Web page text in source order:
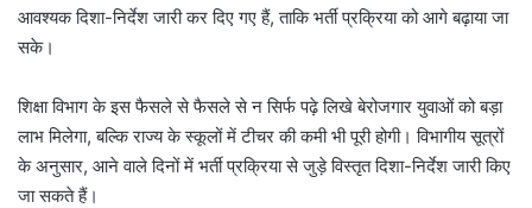
आवश्यक दिशा-निर्देश जारी कर दिए गए हैं, ताकि भर्ती प्रक्रिया को आगे बढ़ाया जा
सके।
शिक्षा विभाग के इस फैसले से फैसले से न सिर्फ पढ़े लिखे बेरोजगार युवाओं को बड़ा
लाभ मिलेगा, बल्कि राज्य के स्कूलों में टीचर की कमी भी पूरी होगी। विभागीय सूत्रों
के अनुसार, आने वाले दिनों में भर्ती प्रक्रिया से जुड़े विस्तृत दिशा-निर्देश जारी किए
जा सकते हैं।